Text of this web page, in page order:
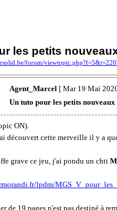
les petits
forum/
Agent_Marcel [ Mar 19 Mai
Un tuto pour les petits nouveaux
ON).
découvert cette merveille il y a
grave ce jeu, j'ai pondu un chti
lpdm/
de 19 pages n'est pas destiné à